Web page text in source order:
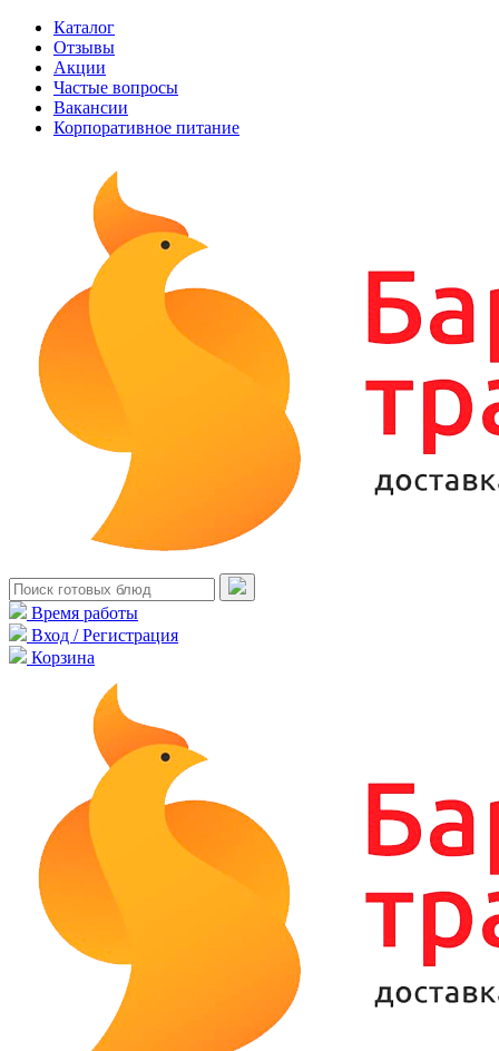
Каталог
Отзывы
Акции
Частые вопросы
Вакансии
Корпоративное питание
Время работы
Вход / Регистрация
Корзина